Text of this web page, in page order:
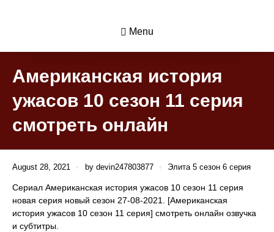
Menu
Американская история
ужасов 10 сезон 11 серия
смотреть онлайн
August 28, 2021 by devin247803877 Элита 5 сезон 6 серия
Сериал Американская история ужасов 10 сезон 11 серия
новая серия новый сезон 27-08-2021. [Американская
история ужасов 10 сезон 11 серия] смотреть онлайн озвучка
и субтитры.